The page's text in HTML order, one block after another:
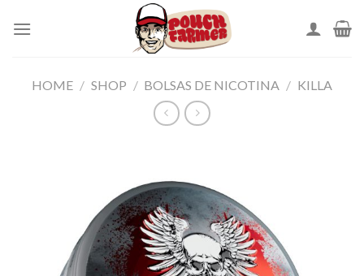
HOME / SHOP / BOLSAS DE NICOTINA / KILLA